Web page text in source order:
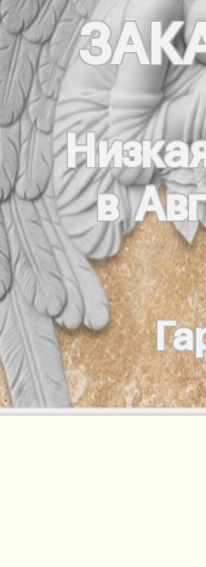
в